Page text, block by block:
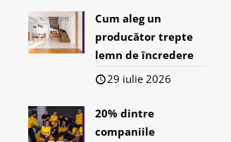
Cum aleg un
producător trepte
lemn de încredere
29 iulie 2026
20% dintre
companiile